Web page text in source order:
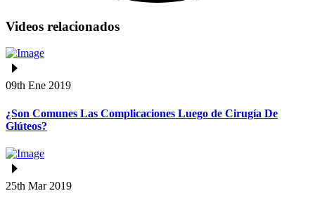
Videos relacionados
09th Ene 2019
¿Son Comunes Las Complicaciones Luego de Cirugía De
Glúteos?
25th Mar 2019